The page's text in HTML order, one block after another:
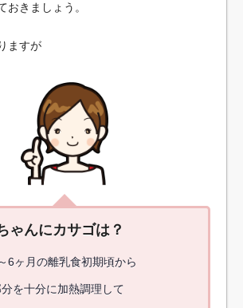
おきましょう。
ますが
ゃんにカサゴは？
6ヶ月の離乳食初期頃から
を十分に加熱調理して